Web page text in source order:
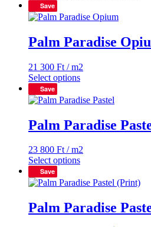
Save
Palm Paradise
21 300 Ft / m2
Select options
Save
Palm Paradise
23 800 Ft/ m2
Select options
Save
Palm Paradise